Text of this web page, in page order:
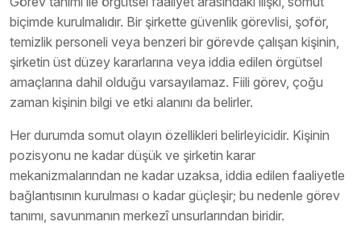
biçimde kurulmalıdır. Bir şirkette güvenlik görevlisi, şoför,
temizlik personeli veya benzeri bir görevde çalışan kişinin,
şirketin üst düzey kararlarına veya iddia edilen örgütsel
amaçlarına dahil olduğu varsayılamaz. Fiili görev, çoğu
zaman kişinin bilgi ve etki alanını da belirler.
Her durumda somut olayın özellikleri belirleyicidir. Kişinin
pozisyonu ne kadar düşük ve şirketin karar
mekanizmalarından ne kadar uzaksa, iddia edilen faaliyetle
bağlantısının kurulması o kadar güçleşir; bu nedenle görev
tanımı, savunmanın merkezî unsurlarından biridir.